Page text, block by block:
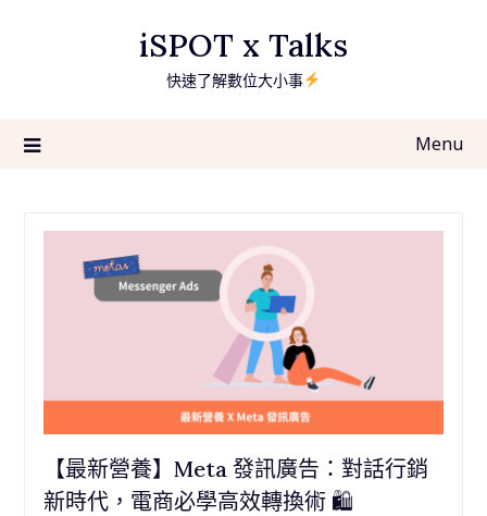
iSPOT x Talks
快速了解數位大小事
Menu
【最新營養】Meta 發訊廣告：對話行銷
新時代，電商必學高效轉換術 🛍